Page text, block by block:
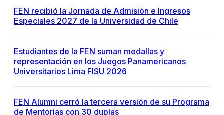
FEN recibió la Jornada de Admisión e Ingresos
Especiales 2027 de la Universidad de Chile
Estudiantes de la FEN suman medallas y
representación en los Juegos Panamericanos
Universitarios Lima FISU 2026
FEN Alumni cerró la tercera versión de su Programa
de Mentorías con 30 duplas